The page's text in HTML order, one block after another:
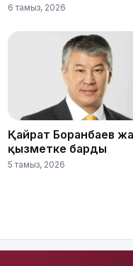
6 тамыз, 2026
Қайрат Боранбаев
қызметке барды
5 тамыз, 2026